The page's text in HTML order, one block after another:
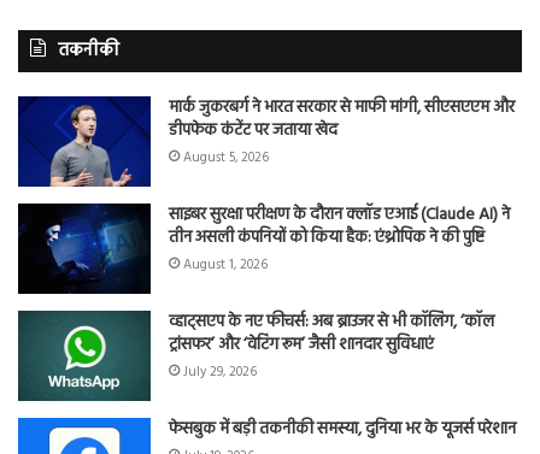
तकनीकी
मार्क जुकरबर्ग ने भारत सरकार से माफी मांगी, सीएसएएम और
डीपफेक कंटेंट पर जताया खेद
August 5, 2026
साइबर सुरक्षा परीक्षण के दौरान क्लॉड एआई (Claude AI) ने
तीन असली कंपनियों को किया हैक: एंथ्रोपिक ने की पुष्टि
August 1, 2026
व्हाट्सएप के नए फीचर्स: अब ब्राउजर से भी कॉलिंग, ‘कॉल
ट्रांसफर’ और ‘वेटिंग रूम’ जैसी शानदार सुविधाएं
July 29, 2026
फेसबुक में बड़ी तकनीकी समस्या, दुनिया भर के यूजर्स परेशान